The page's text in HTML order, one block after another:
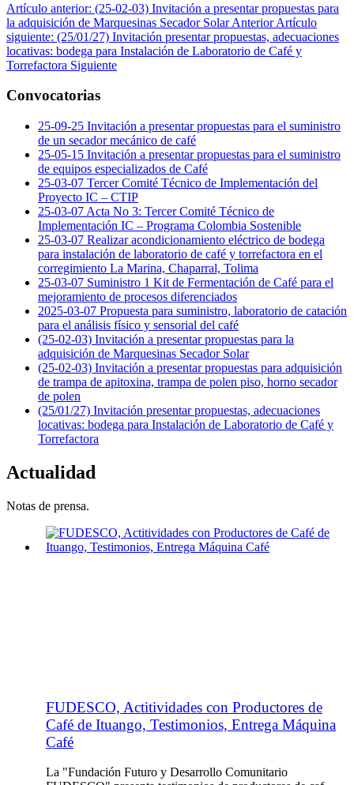
Artículo anterior: (25-02-03) Invitación a presentar propuestas para
la adquisición de Marquesinas Secador SolarAnterior Artículo
siguiente: (25/01/27) Invitación presentar propuestas, adecuaciones
locativas: bodega para Instalación de Laboratorio de Café y
Torrefactora Siguiente
Convocatorias
25-09-25 Invitación a presentar propuestas para el suministro
de un secador mecánico de café
25-05-15 Invitación a presentar propuestas para el suministro
de equipos especializados de Café
25-03-07 Tercer Comité Técnico de Implementación del
Proyecto IC – CTIP
25-03-07 Acta No 3: Tercer Comité Técnico de
Implementación IC – Programa Colombia Sostenible
25-03-07 Realizar acondicionamiento eléctrico de bodega
para instalación de laboratorio de café y torrefactora en el
corregimiento La Marina, Chaparral, Tolima
25-03-07 Suministro 1 Kit de Fermentación de Café para el
mejoramiento de procesos diferenciados
2025-03-07 Propuesta para suministro, laboratorio de catación
para el análisis físico y sensorial del café
(25-02-03) Invitación a presentar propuestas para la
adquisición de Marquesinas Secador Solar
(25-02-03) Invitación a presentar propuestas para adquisición
de trampa de apitoxina, trampa de polen piso, horno secador
de polen
(25/01/27) Invitación presentar propuestas, adecuaciones
locativas: bodega para Instalación de Laboratorio de Café y
Torrefactora
Actualidad
Notas de prensa.
FUDESCO, Actitividades con Productores de
Café de Ituango, Testimonios, Entrega Máquina
Café
La "Fundación Futuro y Desarrollo Comunitario